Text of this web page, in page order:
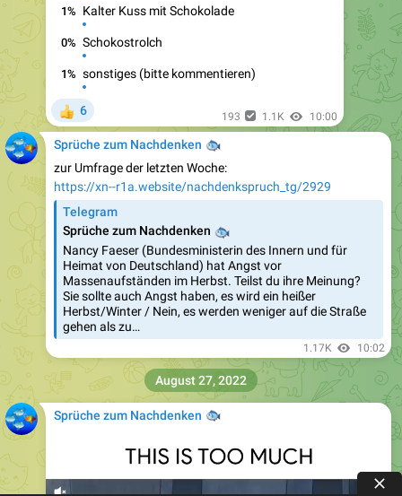
1% Kalter Kuss mit Schokolade
0% Schokostrolch
1% sonstiges (bitte kommentieren)
6 193 1.1K 10:00
Sprüche zum Nachdenken
🐟
zur Umfrage der letzten Woche:
https://xn--r1a.website/nachdenkspruch_tg/2929
Telegram
Sprüche zum Nachdenken
🐟
Nancy Faeser (Bundesministerin des Innern und für
Heimat von Deutschland) hat Angst vor
Massenaufständen im Herbst. Teilst du ihre Meinung?
Sie sollte auch Angst haben, es wird ein heißer
Herbst/Winter / Nein, es werden weniger auf die Straße
gehen als zu…
1.17K 10:02
Sprüche zum Nachdenken
🐟
August 27, 2022